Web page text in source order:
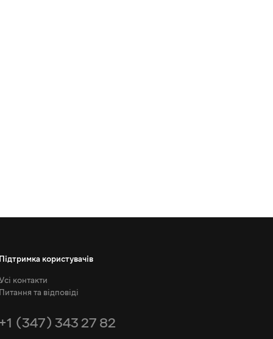
Підтримка користувачів
контакти
Питання та відповіді
+1 (347) 343 27 82